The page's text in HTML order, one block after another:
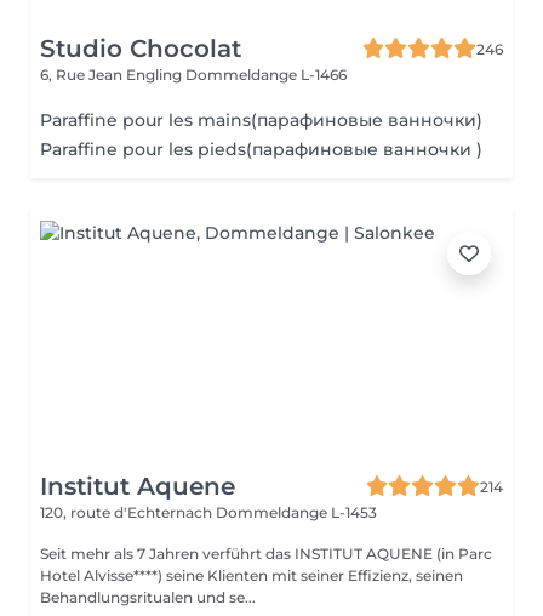
Studio Chocolat
246
6, Rue Jean Engling Dommeldange L-1466
Paraffine pour les mains(парафиновые ванночки)
Paraffine pour les pieds(парафиновые ванночки )
Institut Aquene
214
120, route d'Echternach Dommeldange L-1453
Seit mehr als 7 Jahren verführt das INSTITUT AQUENE (in Parc
Hotel Alvisse****) seine Klienten mit seiner Effizienz, seinen
Behandlungsritualen und se...